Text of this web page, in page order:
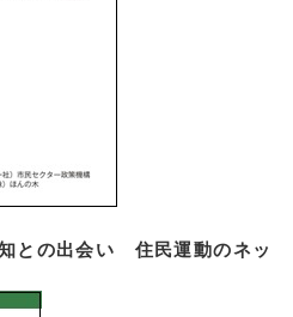
との出会い 住民運動のネッ